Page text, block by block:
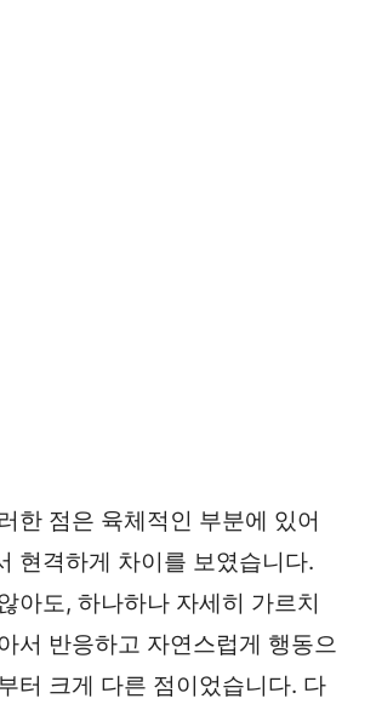
한 점은 육체적인 부분에 있어
현격하게 차이를 보였습니다.
아도, 하나하나 자세히 가르치
서 반응하고 자연스럽게 행동으
터 크게 다른 점이었습니다. 다